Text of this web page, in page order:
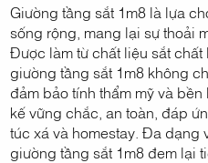
Giường tầng sắt 1m8 là lựa
sống rộng, mang lại sự thoải
Được làm từ chất liệu sắt chất
giường tầng sắt 1m8 không
đảm bảo tính thẩm mỹ và
kế vững chắc, an toàn, đáp
túc xá và homestay. Đa dạng
giường tầng sắt 1m8 đem lại